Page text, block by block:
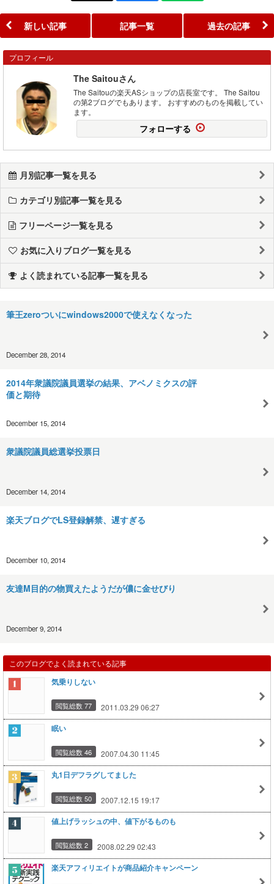
新しい記事 記事一覧 過去の記事
プロフィール
The Saitouさん
The Saitouの楽天ASショップの店長室です。 The Saitou
の第2ブログでもあります。 おすすめのものを掲載してい
ます。
フォローする
月別記事一覧を見る
カテゴリ別記事一覧を見る
フリーページ一覧を見る
お気に入りブログ一覧を見る
よく読まれている記事一覧を見る
筆王zeroついにwindows2000で使えなくなった
December 28, 2014
2014年衆議院議員選挙の結果、アベノミクスの評
価と期待
December 15, 2014
衆議院議員総選挙投票日
December 14, 2014
楽天ブログでLS登録解禁、遅すぎる
December 10, 2014
友達M目的の物買えたようだが儂に金せびり
December 9, 2014
このブログでよく読まれている記事
気乗りしない
閲覧総数 77 2011.03.29 06:27
眠い
閲覧総数 46 2007.04.30 11:45
丸1日デフラグしてました
閲覧総数 50 2007.12.15 19:17
値上げラッシュの中、値下がるものも
閲覧総数 2 2008.02.29 02:43
楽天アフィリエイトが商品紹介キャンペーン